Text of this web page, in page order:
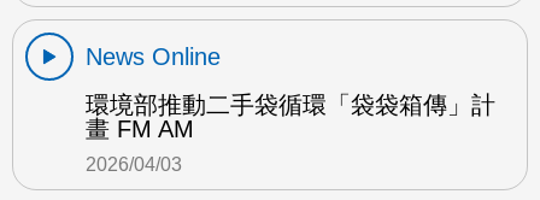
News Online
環境部推動二手袋循環「袋袋箱傳」計
畫 FM AM
2026/04/03